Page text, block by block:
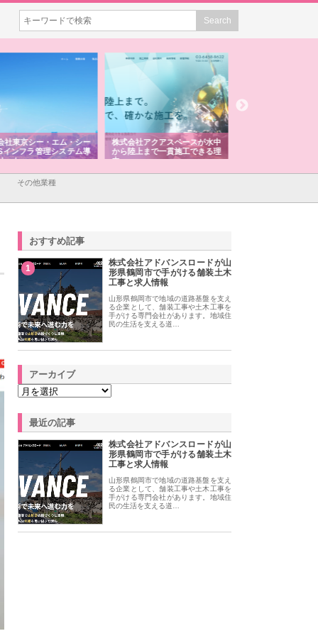
社アクアスペースが水中
上まで一貫施工できる理
株式会社地盤調査事務所が選ば
れ続ける理由と建設コンサルの
強み
その他業種
おすすめ記事
1
株式会社アドバンスロードが山
形県鶴岡市で手がける舗装土木
工事と求人情報
山形県鶴岡市で地域の道路基盤を支え
る企業として、舗装工事や土木工事を
手がける専門会社があります。地域住
民の生活を支える道…
アーカイブ
最近の記事
株式会社アドバンスロードが山
形県鶴岡市で手がける舗装土木
工事と求人情報
山形県鶴岡市で地域の道路基盤を支え
る企業として、舗装工事や土木工事を
手がける専門会社があります。地域住
民の生活を支える道…